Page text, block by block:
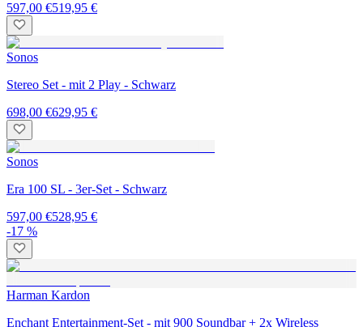
597,00 €519,95 €
Sonos
Stereo Set - mit 2 Play - Schwarz
698,00 €629,95 €
Sonos
Era 100 SL - 3er-Set - Schwarz
597,00 €528,95 €
-17 %
Harman Kardon
Enchant Entertainment-Set - mit 900 Soundbar + 2x Wireless